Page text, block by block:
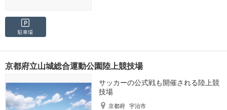
駐車場
京都府立山城総合運動公園陸上競技場
サッカーの公式戦も開催される陸上競
技場
京都府 宇治市